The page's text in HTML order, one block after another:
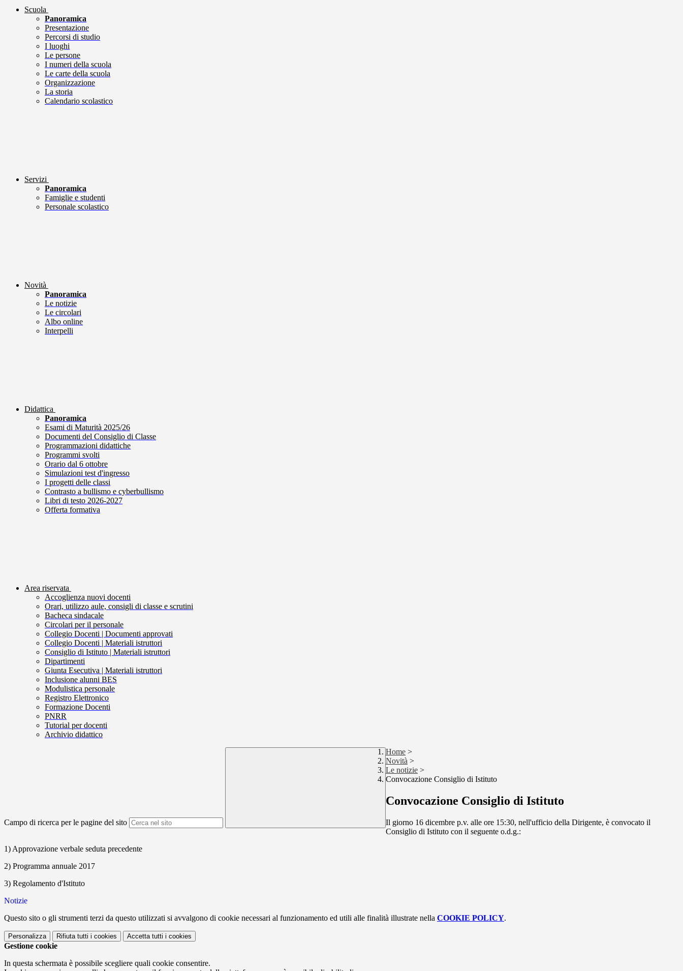
Scuola
Panoramica
Presentazione
Percorsi di studio
I luoghi
Le persone
I numeri della scuola
Le carte della scuola
Organizzazione
La storia
Calendario scolastico
Servizi
Panoramica
Famiglie e studenti
Personale scolastico
Novità
Panoramica
Le notizie
Le circolari
Albo online
Interpelli
Didattica
Panoramica
Esami di Maturità 2025/26
Documenti del Consiglio di Classe
Programmazioni didattiche
Programmi svolti
Orario dal 6 ottobre
Simulazioni test d'ingresso
I progetti delle classi
Contrasto a bullismo e cyberbullismo
Libri di testo 2026-2027
Offerta formativa
Area riservata
Accoglienza nuovi docenti
Orari, utilizzo aule, consigli di classe e scrutini
Bacheca sindacale
Circolari per il personale
Collegio Docenti | Documenti approvati
Collegio Docenti | Materiali istruttori
Consiglio di Istituto | Materiali istruttori
Dipartimenti
Giunta Esecutiva | Materiali istruttori
Inclusione alunni BES
Modulistica personale
Registro Elettronico
Formazione Docenti
PNRR
Tutorial per docenti
Archivio didattico
Campo di ricerca per le pagine del sito
Home >
Novità >
Le notizie >
Convocazione Consiglio di Istituto
Convocazione Consiglio di Istituto
Il giorno 16 dicembre p.v. alle ore 15:30, nell'ufficio della Dirigente, è convocato il
Consiglio di Istituto con il seguente o.d.g.:
1) Approvazione verbale seduta precedente
2) Programma annuale 2017
3) Regolamento d'Istituto
Notizie
Questo sito o gli strumenti terzi da questo utilizzati si avvalgono di cookie necessari al funzionamento ed utili alle finalità illustrate nella COOKIE POLICY.
Personalizza Rifiuta tutti i cookies Accetta tutti i cookies
Gestione cookie
In questa schermata è possibile scegliere quali cookie consentire.